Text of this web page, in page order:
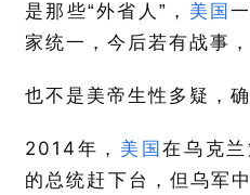
是那些“外省人”， 美国
家统一，今后若有战事
也不是美帝生性多疑，
2014 年， 美国在乌克
的总统赶下台，但乌军